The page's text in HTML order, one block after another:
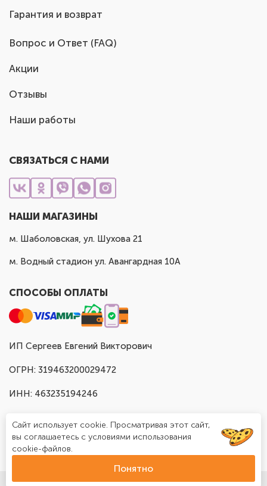
Гарантия и возврат
Вопрос и Ответ (FAQ)
Акции
Отзывы
Наши работы
СВЯЗАТЬСЯ С НАМИ
НАШИ МАГАЗИНЫ
м. Шаболовская, ул. Шухова 21
м. Водный стадион ул. Авангардная 10А
СПОСОБЫ ОПЛАТЫ
ИП Сергеев Евгений Викторович
ОГРН: 319463200029472
ИНН: 463235194246
© Доставка шаров в Москве "Шар Хаус", 2025
Сайт использует cookie. Просматривая этот сайт,
вы соглашаетесь с условиями использования
cookie-файлов.
Понятно